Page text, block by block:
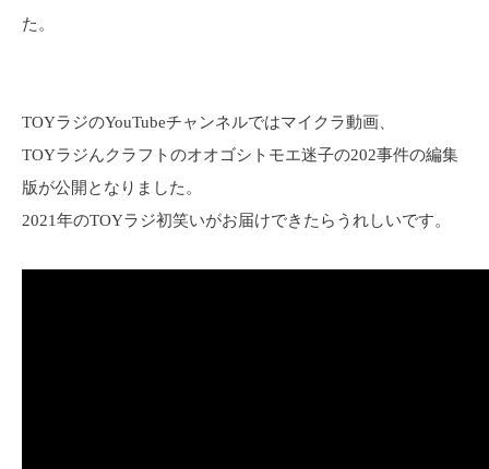
た。
TOYラジのYouTubeチャンネルではマイクラ動画、
TOYラジんクラフトのオオゴシトモエ迷子の202事件の編集
版が公開となりました。
2021年のTOYラジ初笑いがお届けできたらうれしいです。